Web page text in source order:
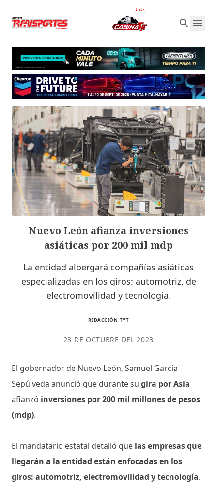
Nuevo León afianza inversiones
asiáticas por 200 mil mdp
La entidad albergará compañías asiáticas
especializadas en los giros: automotriz, de
electromovilidad y tecnología.
REDACCIÓN TYT
23 DE OCTUBRE DEL 2023
El gobernador de Nuevo León, Samuel García
Sepúlveda anunció que durante su gira por Asia
afianzó inversiones por 200 mil millones de pesos
(mdp).
El mandatario estatal detalló que las empresas que
llegarán a la entidad están enfocadas en los
giros: automotriz, electromovilidad y tecnología.